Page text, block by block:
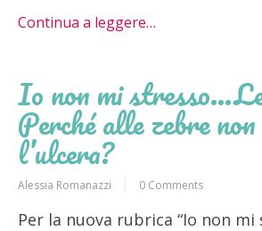
Continua a leggere…
Io non mi
Perché alle zebre non
l’ulcera?
Alessia Romanazzi 0 Comments
Per la nuova rubrica “Io non